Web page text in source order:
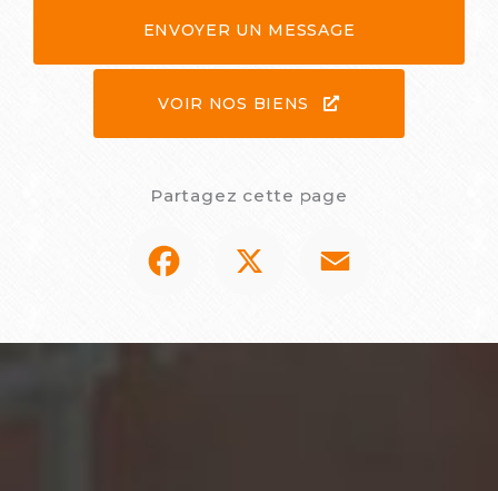
ENVOYER UN MESSAGE
VOIR NOS BIENS
Partagez cette page